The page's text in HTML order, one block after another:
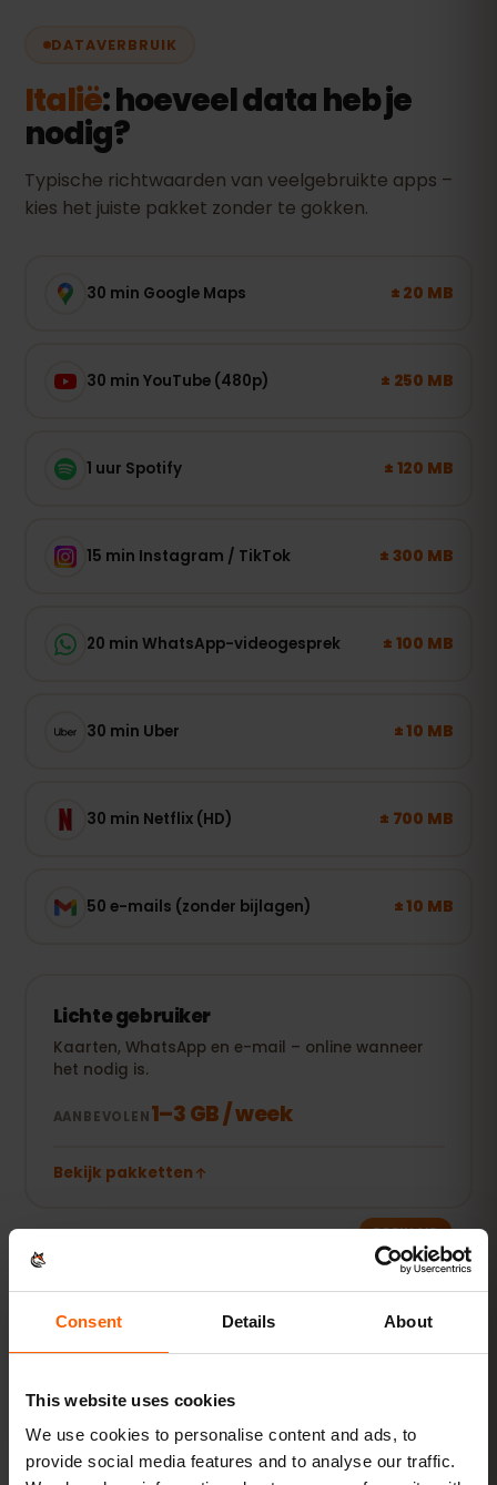
Consent Details About
This website uses cookies
We use cookies to personalise content and ads, to
provide social media features and to analyse our traffic.
DATAVERBRUIK
Italië: hoeveel data heb je
nodig?
Typische richtwaarden van veelgebruikte apps –
kies het juiste pakket zonder te gokken.
30 min Google Maps ± 20 MB
30 min YouTube (480p) ± 250 MB
1 uur Spotify ± 120 MB
15 min Instagram / TikTok ± 300 MB
20 min WhatsApp-videogesprek ± 100 MB
30 min Uber ± 10 MB
30 min Netflix (HD) ± 700 MB
50 e-mails (zonder bijlagen) ± 10 MB
Lichte gebruiker
Kaarten, WhatsApp en e-mail – online wanneer
het nodig is.
AANBEVOLEN1–3 GB / week
Bekijk pakketten
POPULAIR
delen.
Bekijk pakketten